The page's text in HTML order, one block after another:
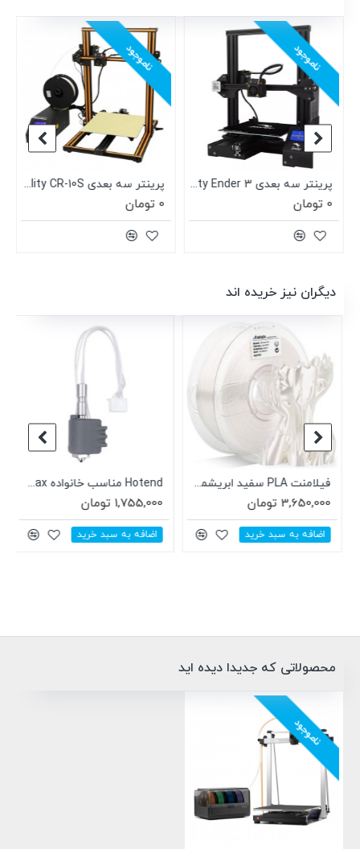
ناموجود
پرینتر سه بعدی Creality Ender 3
0 تومان
ناموجود
پرینتر سه بعدی Creality CR-10S
0 تومان
دیگران نیز خریده اند
فیلامنت PLA سفید ابریشمی AMOLEN
3,650,000 تومان
اضافه به سبد خرید
Hotend مناسب خانواده Anycubic kobra 3 Max
1,755,000 تومان
اضافه به سبد خرید
محصولاتی که جدیدا دیده اید
ناموجود